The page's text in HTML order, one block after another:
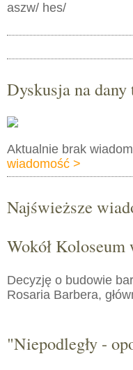
aszw/ hes/
Dyskusja na dany
Aktualnie brak
wiadomość >
Najświeższe
Wokół
Decyzję o budowie
Rosaria Barbera,
"Niepodległy -